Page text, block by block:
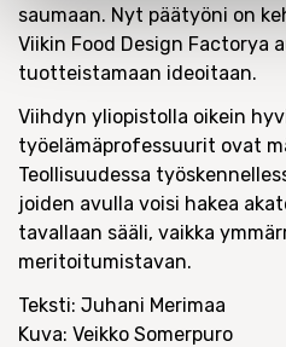
saumaan. Nyt päätyöni on
Viikin Food Design Factorya
tuotteistamaan ideoitaan.
Viihdyn yliopistolla oikein
työelämäprofessuurit ovat
Teollisuudessa
joiden avulla voisi hakea
tavallaan sääli, vaikka
meritoitumistavan.
Teksti: Juhani Merimaa
Kuva: Veikko Somerpuro